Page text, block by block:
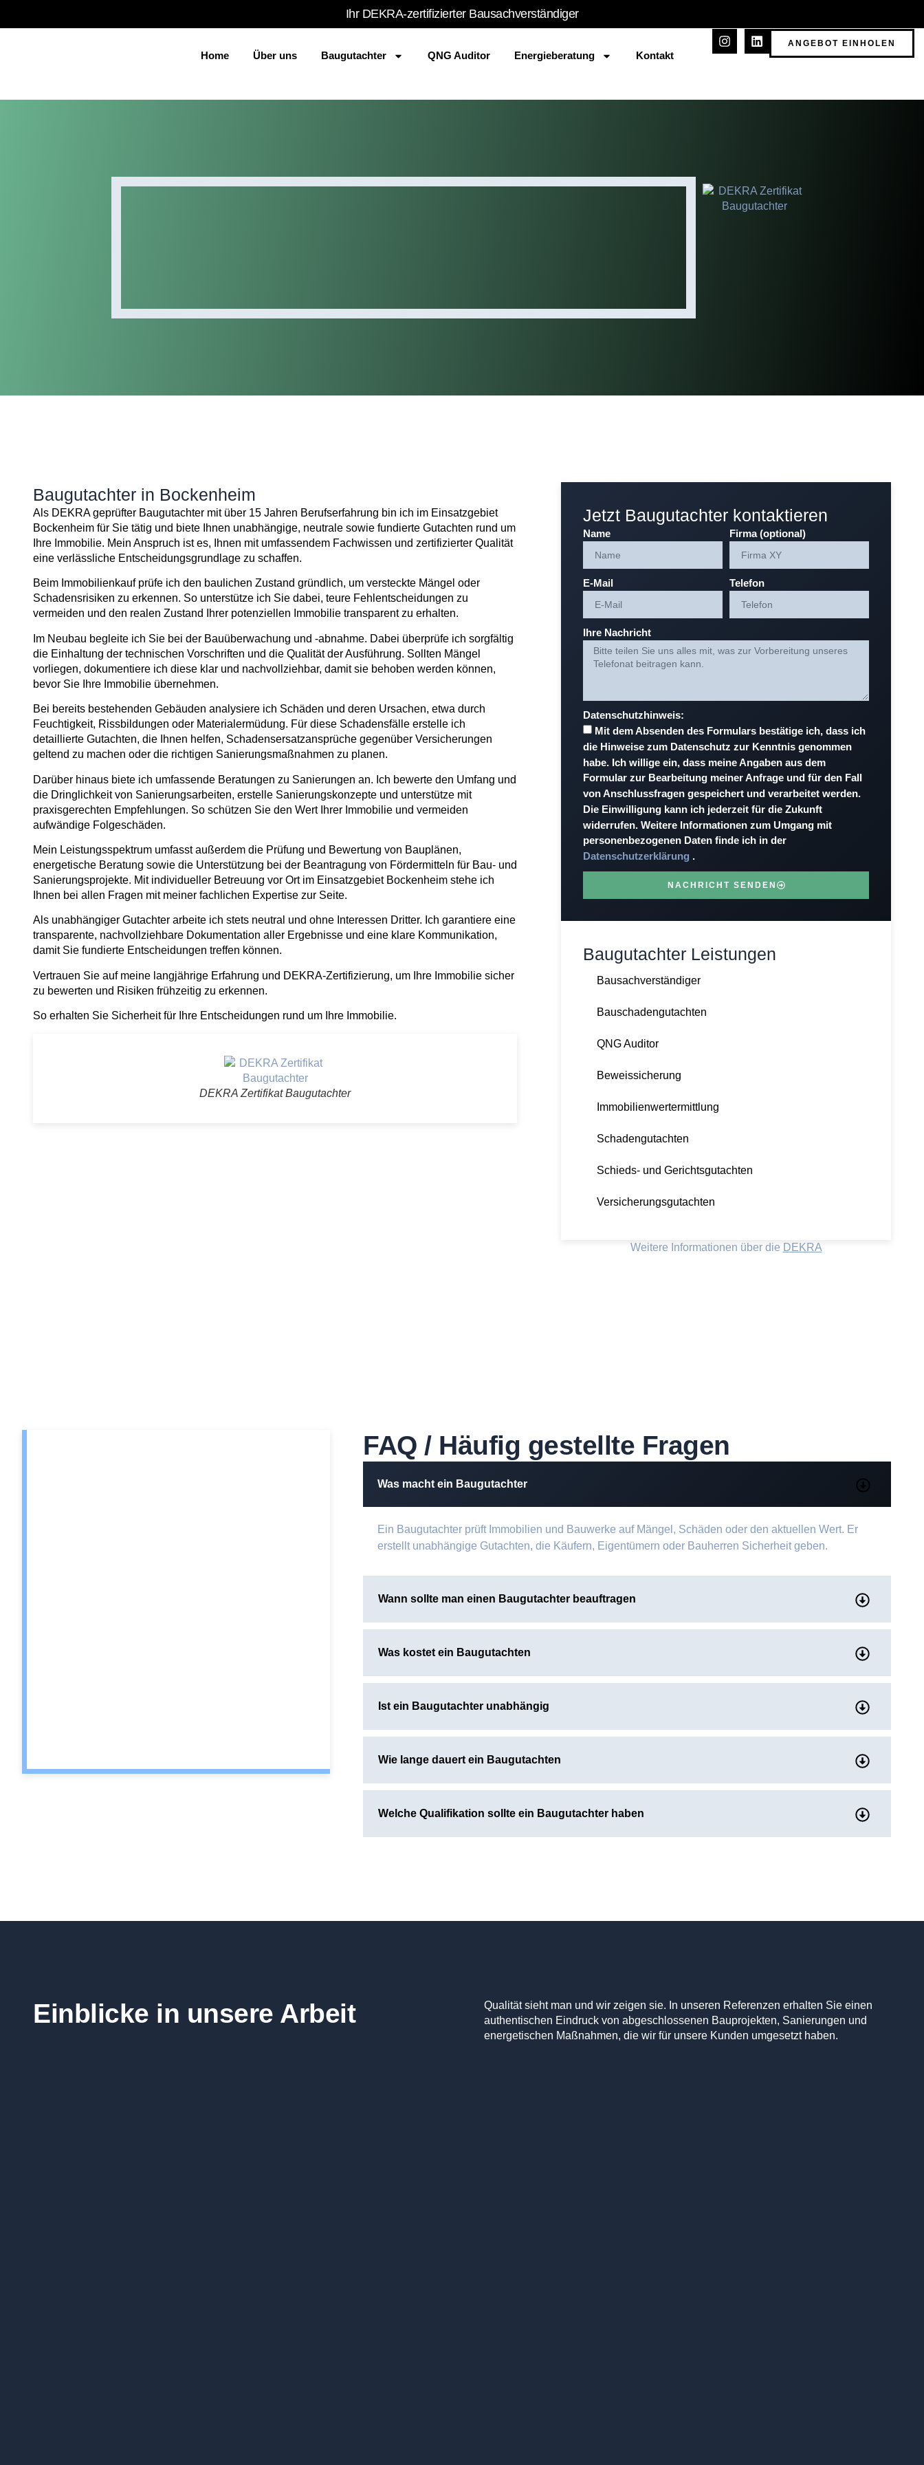
Ihr DEKRA-zertifizierter Bausachverständiger
Home Über uns Baugutachter QNG Auditor Energieberatung Kontakt
ANGEBOT EINHOLEN
Baugutachter in Bockenheim
Als DEKRA geprüfter Baugutachter mit über 15 Jahren Berufserfahrung bin ich im Einsatzgebiet
Bockenheim für Sie tätig und biete Ihnen unabhängige, neutrale sowie fundierte Gutachten rund um
Ihre Immobilie. Mein Anspruch ist es, Ihnen mit umfassendem Fachwissen und zertifizierter Qualität
eine verlässliche Entscheidungsgrundlage zu schaffen.
Beim Immobilienkauf prüfe ich den baulichen Zustand gründlich, um versteckte Mängel oder
Schadensrisiken zu erkennen. So unterstütze ich Sie dabei, teure Fehlentscheidungen zu
vermeiden und den realen Zustand Ihrer potenziellen Immobilie transparent zu erhalten.
Im Neubau begleite ich Sie bei der Bauüberwachung und -abnahme. Dabei überprüfe ich sorgfältig
die Einhaltung der technischen Vorschriften und die Qualität der Ausführung. Sollten Mängel
vorliegen, dokumentiere ich diese klar und nachvollziehbar, damit sie behoben werden können,
bevor Sie Ihre Immobilie übernehmen.
Bei bereits bestehenden Gebäuden analysiere ich Schäden und deren Ursachen, etwa durch
Feuchtigkeit, Rissbildungen oder Materialermüdung. Für diese Schadensfälle erstelle ich
detaillierte Gutachten, die Ihnen helfen, Schadensersatzansprüche gegenüber Versicherungen
geltend zu machen oder die richtigen Sanierungsmaßnahmen zu planen.
Darüber hinaus biete ich umfassende Beratungen zu Sanierungen an. Ich bewerte den Umfang und
die Dringlichkeit von Sanierungsarbeiten, erstelle Sanierungskonzepte und unterstütze mit
praxisgerechten Empfehlungen. So schützen Sie den Wert Ihrer Immobilie und vermeiden
aufwändige Folgeschäden.
Mein Leistungsspektrum umfasst außerdem die Prüfung und Bewertung von Bauplänen,
energetische Beratung sowie die Unterstützung bei der Beantragung von Fördermitteln für Bau- und
Sanierungsprojekte. Mit individueller Betreuung vor Ort im Einsatzgebiet Bockenheim stehe ich
Ihnen bei allen Fragen mit meiner fachlichen Expertise zur Seite.
Als unabhängiger Gutachter arbeite ich stets neutral und ohne Interessen Dritter. Ich garantiere eine
transparente, nachvollziehbare Dokumentation aller Ergebnisse und eine klare Kommunikation,
damit Sie fundierte Entscheidungen treffen können.
Vertrauen Sie auf meine langjährige Erfahrung und DEKRA-Zertifizierung, um Ihre Immobilie sicher
zu bewerten und Risiken frühzeitig zu erkennen.
So erhalten Sie Sicherheit für Ihre Entscheidungen rund um Ihre Immobilie.
DEKRA Zertifikat Baugutachter
Jetzt Baugutachter kontaktieren
Name Firma (optional)
E-Mail Telefon
Ihre Nachricht
Datenschutzhinweis:
Mit dem Absenden des Formulars bestätige ich, dass ich
die Hinweise zum Datenschutz zur Kenntnis genommen
habe. Ich willige ein, dass meine Angaben aus dem
Formular zur Bearbeitung meiner Anfrage und für den Fall
von Anschlussfragen gespeichert und verarbeitet werden.
Die Einwilligung kann ich jederzeit für die Zukunft
widerrufen. Weitere Informationen zum Umgang mit
personenbezogenen Daten finde ich in der
Datenschutzerklärung .
NACHRICHT SENDEN
Baugutachter Leistungen
Bausachverständiger
Bauschadengutachten
QNG Auditor
Beweissicherung
Immobilienwertermittlung
Schadengutachten
Schieds- und Gerichtsgutachten
Versicherungsgutachten
Weitere Informationen über die DEKRA
FAQ / Häufig gestellte Fragen
Was macht ein Baugutachter
Ein Baugutachter prüft Immobilien und Bauwerke auf Mängel, Schäden oder den aktuellen Wert. Er
erstellt unabhängige Gutachten, die Käufern, Eigentümern oder Bauherren Sicherheit geben.
Wann sollte man einen Baugutachter beauftragen
Was kostet ein Baugutachten
Ist ein Baugutachter unabhängig
Wie lange dauert ein Baugutachten
Welche Qualifikation sollte ein Baugutachter haben
Einblicke in unsere Arbeit
Qualität sieht man und wir zeigen sie. In unseren Referenzen erhalten Sie einen
authentischen Eindruck von abgeschlossenen Bauprojekten, Sanierungen und
energetischen Maßnahmen, die wir für unsere Kunden umgesetzt haben.